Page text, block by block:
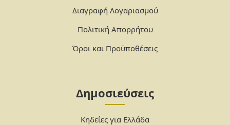
Διαγραφή Λογαριασμού
Πολιτική Απορρήτου
Όροι και Προϋποθέσεις
Δημοσιεύσεις
Κηδείες για Ελλάδα